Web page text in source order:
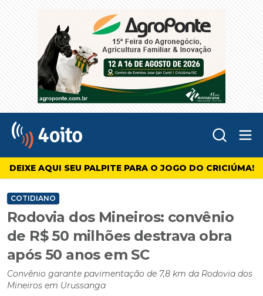
4oito
DEIXE AQUI SEU PALPITE PARA O JOGO DO CRICIÚMA!
COTIDIANO
Rodovia dos Mineiros: convênio
de R$ 50 milhões destrava obra
após 50 anos em SC
Convênio garante pavimentação de 7,8 km da Rodovia dos
Mineiros em Urussanga